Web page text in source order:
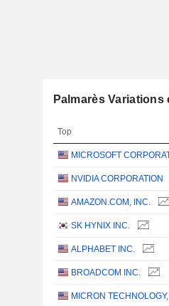
Palmarès
Top
MICROSOFT
NVIDIA CORPORATION
AMAZON.COM, INC.
SK HYNIX INC.
ALPHABET INC.
BROADCOM INC.
MICRON TECHNOLOGY,